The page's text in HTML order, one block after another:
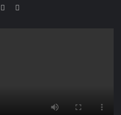
Facebook
YouTube